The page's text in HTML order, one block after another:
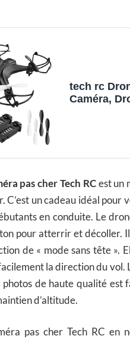
tech rc
Caméra,
de
Débutants
pas cher Tech RCest un
C’est un cadeau idéal pour
en conduite. Le
pour atterrir et décoller.
de « mode sans tête ».
la direction du vol.
photos de haute qualité est
d’altitude.
pas cher Tech RC en